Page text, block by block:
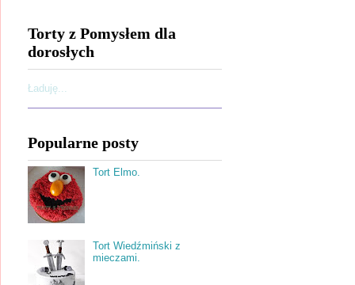
Torty z Pomysłem dla
dorosłych
Ładuję...
Popularne posty
Tort Elmo.
Tort Wiedźmiński z
mieczami.